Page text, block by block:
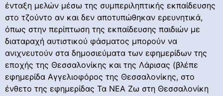
ένταξη μελών μέσω της συμπεριληπτικής εκπαίδευσης
στο τζούντο αν και δεν αποτυπώθηκαν ερευνητικά,
όπως στην περίπτωση της εκπαίδευσης παιδιών με
διαταραχή αυτιστικού φάσματος μπορούν να
ανιχνευτούν στα δημοσιεύματα των εφημερίδων της
εποχής της Θεσσαλονίκης και της Λάρισας (βλέπε
εφημερίδα Αγγελιοφόρος της Θεσσαλονίκης, στο
ένθετο της εφημερίδας Τα ΝΕΑ Ζω στη Θεσσαλονίκη